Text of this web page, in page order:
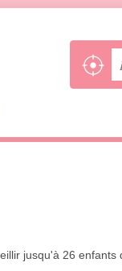
jusqu'à 26 enfants